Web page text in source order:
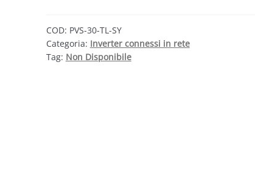
COD: PVS-30-TL-SY
Categoria: Inverter connessi in rete
Tag: Non Disponibile